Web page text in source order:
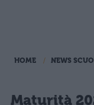
HOME NEWS
Maturità